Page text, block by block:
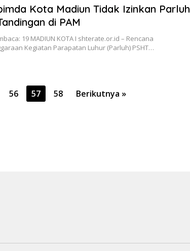
Kota Madiun Tidak Izinkan Parluh
di PAM
19 MADIUN KOTA I shterate.or.id – Rencana
Kegiatan Parapatan Luhur (Parluh) PSHT…
56 57 58 Berikutnya »